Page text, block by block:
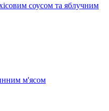
соусом та яблучним
м'ясом